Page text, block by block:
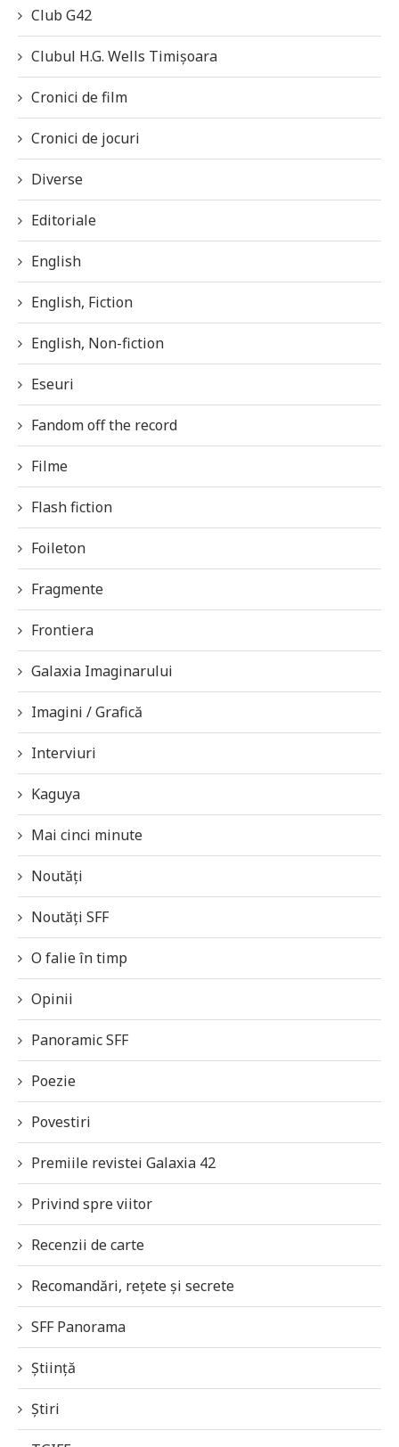
Club G42
Clubul H.G. Wells Timișoara
Cronici de film
Cronici de jocuri
Diverse
Editoriale
English
English, Fiction
English, Non-fiction
Eseuri
Fandom off the record
Filme
Flash fiction
Foileton
Fragmente
Frontiera
Galaxia Imaginarului
Imagini / Grafică
Interviuri
Kaguya
Mai cinci minute
Noutăți
Noutăți SFF
O falie în timp
Opinii
Panoramic SFF
Poezie
Povestiri
Premiile revistei Galaxia 42
Privind spre viitor
Recenzii de carte
Recomandări, rețete și secrete
SFF Panorama
Știință
Știri